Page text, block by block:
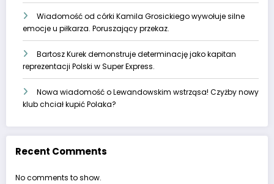
Wiadomość od córki Kamila Grosickiego wywołuje silne
emocje u piłkarza. Poruszający przekaz.
Bartosz Kurek demonstruje determinację jako kapitan
reprezentacji Polski w Super Express.
Nowa wiadomość o Lewandowskim wstrząsa! Czyżby nowy
klub chciał kupić Polaka?
Recent Comments
No comments to show.